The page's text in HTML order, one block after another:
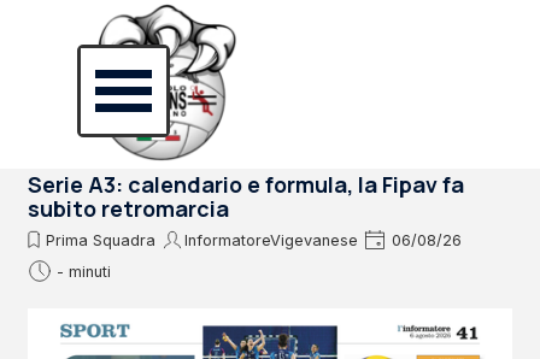
Salta menù
Serie A3: calendario e formula, la Fipav fa
subito retromarcia
Prima Squadra InformatoreVigevanese
06/08/26
- minuti